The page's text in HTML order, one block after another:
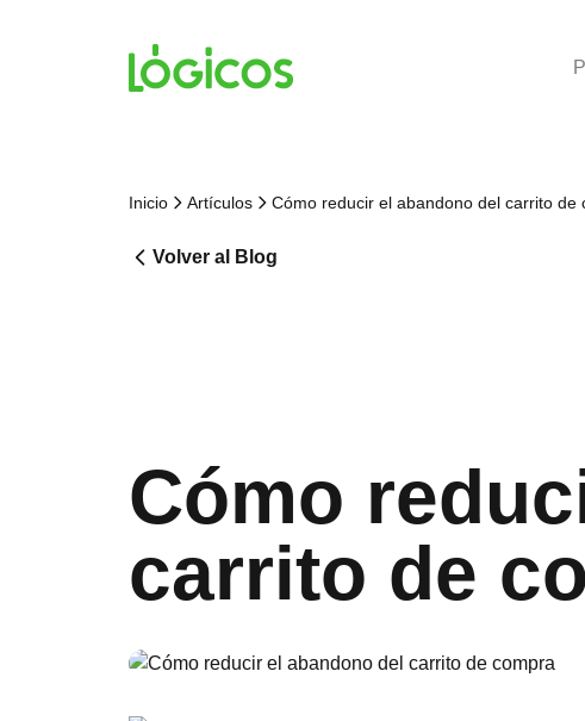
Inicio Artículos Cómo reducir el abandono del carrito de
Volver al Blog
Cómo
carrito de